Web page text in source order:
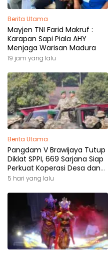
Berita Utama
Mayjen TNI Farid Makruf :
Karapan Sapi Piala AHY
Menjaga Warisan Madura
19 jam yang lalu
Berita Utama
Pangdam V Brawijaya Tutup
Diklat SPPI, 669 Sarjana Siap
Perkuat Koperasi Desa dan
Kampung Nelayan
5 hari yang lalu